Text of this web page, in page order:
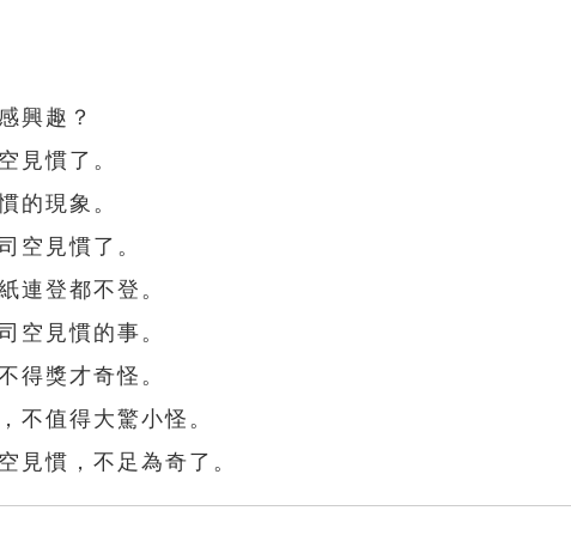
興趣？
見慣了。
的現象。
空見慣了。
連登都不登。
空見慣的事。
得獎才奇怪。
不值得大驚小怪。
見慣，不足為奇了。